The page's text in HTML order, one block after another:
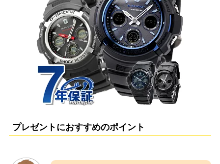
プレゼントにおすすめのポイント